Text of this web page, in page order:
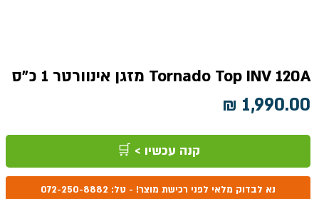
Tornado Top INV 120A מזגן אינוורטר 1 כ"ס
קנה עכשיו > 🛒
נא לבדוק מלאי לפני רכישת מוצר! - טל: 072-250-8882